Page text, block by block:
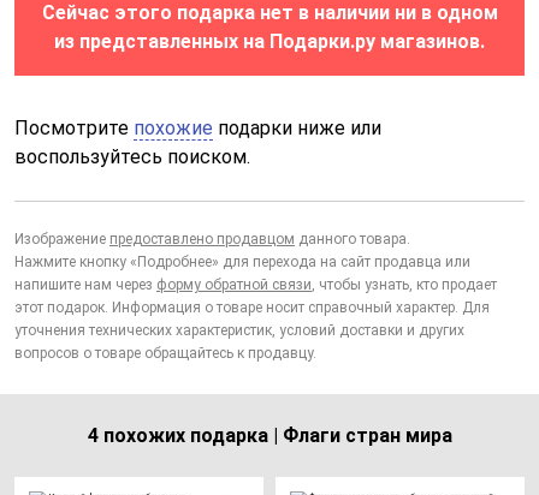
Сейчас этого подарка нет в наличии ни в одном
из представленных на Подарки.ру магазинов.
Посмотрите похожие подарки ниже или
воспользуйтесь поиском.
Изображение предоставлено продавцом данного товара.
Нажмите кнопку «Подробнее» для перехода на сайт продавца или
напишите нам через форму обратной связи, чтобы узнать, кто продает
этот подарок. Информация о товаре носит справочный характер. Для
уточнения технических характеристик, условий доставки и других
вопросов о товаре обращайтесь к продавцу.
4 похожих подарка | Флаги стран мира